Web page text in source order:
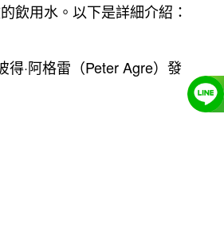
飲用水。以下是詳細介紹：
·阿格雷（Peter Agre）發